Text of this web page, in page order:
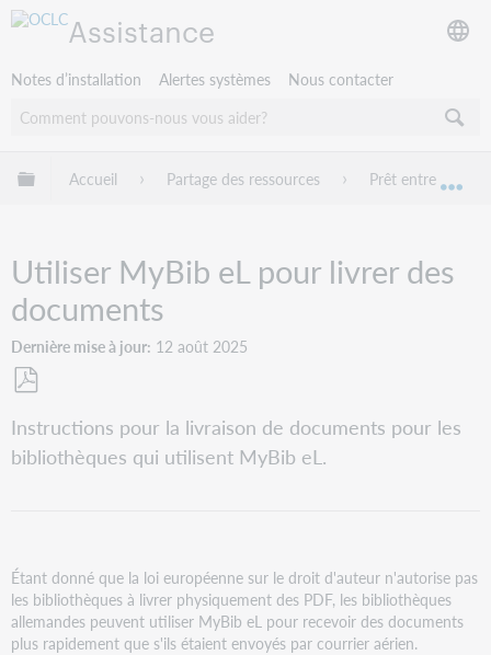
Assistance
Notes d’installation Alertes systèmes Nous contacter
Développer/réduire la hiérarchie globale
Accueil Partage des ressources Prêt entre
Utiliser MyBib eL pour livrer des
documents
Dernière mise à jour 12 août 2025
en
tant
Instructions pour la livraison de documents pour les
bibliothèques qui utilisent MyBib eL.
Étant donné que la loi européenne sur le droit d'auteur n'autorise pas
les bibliothèques à livrer physiquement des PDF, les bibliothèques
allemandes peuvent utiliser MyBib eL pour recevoir des documents
plus rapidement que s'ils étaient envoyés par courrier aérien.